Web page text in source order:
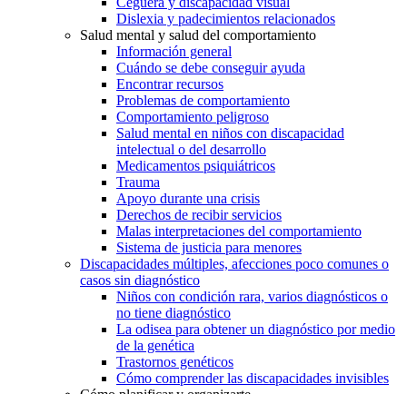
Dislexia y padecimientos relacionados
Salud mental y salud del comportamiento
Información general
Cuándo se debe conseguir ayuda
Encontrar recursos
Problemas de comportamiento
Comportamiento peligroso
Salud mental en niños con discapacidad
intelectual o del desarrollo
Medicamentos psiquiátricos
Trauma
Apoyo durante una crisis
Derechos de recibir servicios
Malas interpretaciones del comportamiento
Sistema de justicia para menores
Discapacidades múltiples, afecciones poco comunes o
casos sin diagnóstico
Niños con condición rara, varios diagnósticos o
no tiene diagnóstico
La odisea para obtener un diagnóstico por medio
de la genética
Trastornos genéticos
Cómo comprender las discapacidades invisibles